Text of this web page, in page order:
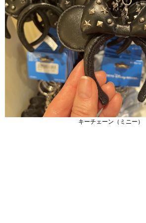
キーチェーン（ミニー）